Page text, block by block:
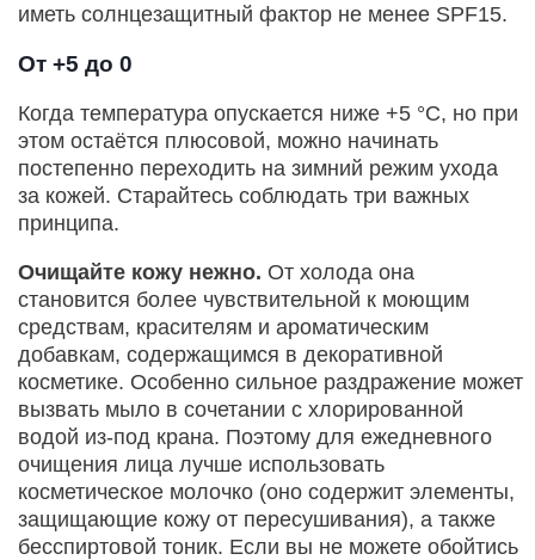
иметь солнцезащитный фактор не менее SPF15.
От +5 до 0
Когда температура опускается ниже +5 °С, но при
этом остаётся плюсовой, можно начинать
постепенно переходить на зимний режим ухода
за кожей. Старайтесь соблюдать три важных
принципа.
Очищайте кожу нежно. От холода она
становится более чувствительной к моющим
средствам, красителям и ароматическим
добавкам, содержащимся в декоративной
косметике. Особенно сильное раздражение может
вызвать мыло в сочетании с хлорированной
водой из-под крана. Поэтому для ежедневного
очищения лица лучше использовать
косметическое молочко (оно содержит элементы,
защищающие кожу от пересушивания), а также
бесспиртовой тоник. Если вы не можете обойтись